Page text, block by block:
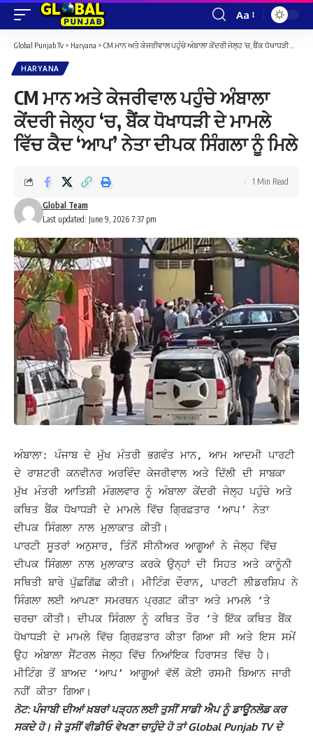
Font
Resizer
Aa
Global Punjab Tv > Haryana > CM ਮਾਨ ਅਤੇ ਕੇਜਰੀਵਾਲ ਪਹੁੰਚੇ ਅੰਬਾਲਾ ਕੇਂਦਰੀ ਜੇਲ੍ਹ ‘ਚ, ਬੈਂਕ ਧੋਖਾਧੜੀ ਦੇ ਮਾਮਲੇ ਵਿੱਚ ਕੈਦ ‘ਆਪ’ ਨੇਤਾ ਦੀਪਕ ਸਿੰਗਲਾ ਨੂੰ ਮਿਲੇ
HARYANA
CM ਮਾਨ ਅਤੇ ਕੇਜਰੀਵਾਲ ਪਹੁੰਚੇ ਅੰਬਾਲਾ
ਕੇਂਦਰੀ ਜੇਲ੍ਹ ‘ਚ, ਬੈਂਕ ਧੋਖਾਧੜੀ ਦੇ ਮਾਮਲੇ
ਵਿੱਚ ਕੈਦ ‘ਆਪ’ ਨੇਤਾ ਦੀਪਕ ਸਿੰਗਲਾ ਨੂੰ ਮਿਲੇ
Last updated: June 9, 2026 7:37 pm
Global Team
1 Min Read
ਅੰਬਾਲਾ: ਪੰਜਾਬ ਦੇ ਮੁੱਖ ਮੰਤਰੀ ਭਗਵੰਤ ਮਾਨ, ਆਮ ਆਦਮੀ ਪਾਰਟੀ
ਦੇ ਰਾਸ਼ਟਰੀ ਕਨਵੀਨਰ ਅਰਵਿੰਦ ਕੇਜਰੀਵਾਲ ਅਤੇ ਦਿੱਲੀ ਦੀ ਸਾਬਕਾ
ਮੁੱਖ ਮੰਤਰੀ ਆਤਿਸ਼ੀ ਮੰਗਲਵਾਰ ਨੂੰ ਅੰਬਾਲਾ ਕੇਂਦਰੀ ਜੇਲ੍ਹ ਪਹੁੰਚੇ ਅਤੇ
ਕਥਿਤ ਬੈਂਕ ਧੋਖਾਧੜੀ ਦੇ ਮਾਮਲੇ ਵਿੱਚ ਗ੍ਰਿਫ਼ਤਾਰ ‘ਆਪ’ ਨੇਤਾ
ਦੀਪਕ ਸਿੰਗਲਾ ਨਾਲ ਮੁਲਾਕਾਤ ਕੀਤੀ।
ਪਾਰਟੀ ਸੂਤਰਾਂ ਅਨੁਸਾਰ, ਤਿੰਨੋਂ ਸੀਨੀਅਰ ਆਗੂਆਂ ਨੇ ਜੇਲ੍ਹ ਵਿੱਚ
ਦੀਪਕ ਸਿੰਗਲਾ ਨਾਲ ਮੁਲਾਕਾਤ ਕਰਕੇ ਉਨ੍ਹਾਂ ਦੀ ਸਿਹਤ ਅਤੇ ਕਾਨੂੰਨੀ
ਸਥਿਤੀ ਬਾਰੇ ਪੁੱਛਗਿੱਛ ਕੀਤੀ। ਮੀਟਿੰਗ ਦੌਰਾਨ, ਪਾਰਟੀ ਲੀਡਰਸ਼ਿਪ ਨੇ
ਸਿੰਗਲਾ ਲਈ ਆਪਣਾ ਸਮਰਥਨ ਪ੍ਰਗਟ ਕੀਤਾ ਅਤੇ ਮਾਮਲੇ ‘ਤੇ
ਚਰਚਾ ਕੀਤੀ। ਦੀਪਕ ਸਿੰਗਲਾ ਨੂੰ ਕਥਿਤ ਤੌਰ ‘ਤੇ ਇੱਕ ਕਥਿਤ ਬੈਂਕ
ਧੋਖਾਧੜੀ ਦੇ ਮਾਮਲੇ ਵਿੱਚ ਗ੍ਰਿਫ਼ਤਾਰ ਕੀਤਾ ਗਿਆ ਸੀ ਅਤੇ ਇਸ ਸਮੇਂ
ਉਹ ਅੰਬਾਲਾ ਸੈਂਟਰਲ ਜੇਲ੍ਹ ਵਿੱਚ ਨਿਆਂਇਕ ਹਿਰਾਸਤ ਵਿੱਚ ਹੈ।
ਮੀਟਿੰਗ ਤੋਂ ਬਾਅਦ ‘ਆਪ’ ਆਗੂਆਂ ਵੱਲੋਂ ਕੋਈ ਰਸਮੀ ਬਿਆਨ ਜਾਰੀ
ਨਹੀਂ ਕੀਤਾ ਗਿਆ।
ਨੋਟ: ਪੰਜਾਬੀ ਦੀਆਂ ਖ਼ਬਰਾਂ ਪੜ੍ਹਨ ਲਈ ਤੁਸੀਂ ਸਾਡੀ ਐਪ ਨੂੰ ਡਾਊਨਲੋਡ ਕਰ
ਸਕਦੇ ਹੋ। ਜੇ ਤੁਸੀਂ ਵੀਡੀਓ ਵੇਖਣਾ ਚਾਹੁੰਦੇ ਹੋ ਤਾਂ Global Punjab TV ਦੇ